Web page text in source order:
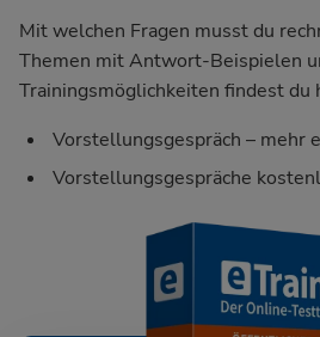
Mit welchen Fragen musst du
Themen mit Antwort-Beispielen
Trainingsmöglichkeiten findest du
Vorstellungsgespräch – mehr
Vorstellungsgespräche